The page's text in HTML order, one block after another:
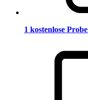
1 kostenlose Probe